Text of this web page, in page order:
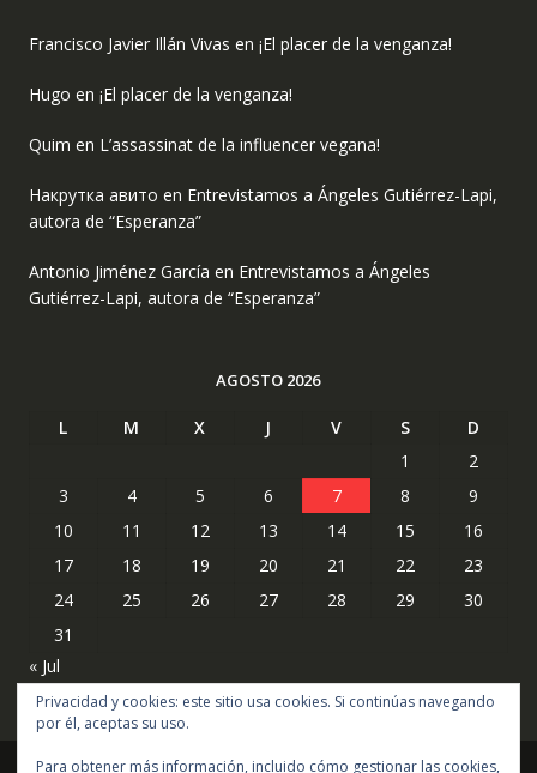
Francisco Javier Illán Vivas en ¡El placer de la venganza!
Hugo en ¡El placer de la venganza!
Quim en L’assassinat de la influencer vegana!
Накрутка авито en Entrevistamos a Ángeles Gutiérrez-Lapi,
autora de “Esperanza”
Antonio Jiménez García en Entrevistamos a Ángeles
Gutiérrez-Lapi, autora de “Esperanza”
AGOSTO 2026
L M X J V S
D
1
2
3
4 5 6 7 8
9
10
11 12 13 14 15
16
17
18 19 20 21 22
23
24
25 26 27 28 29
30
31
« Jul
Privacidad y cookies: este sitio usa cookies. Si continúas navegando
por él, aceptas su uso.
Para obtener más información, incluido cómo gestionar las cookies,